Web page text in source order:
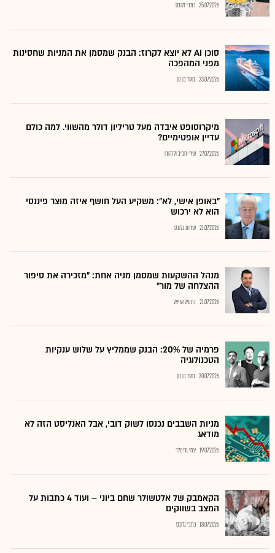
25.07.2026 כתבי גלובס
סוכן AI לא יוצא לקרוז: הבנק שמסמן את המניות שחסינות
מפני המהפכה
23.07.2026 בועז בן נון
מיקרוסופט איבדה מעל טריליון דולר מהשווי. למה כולם
עדיין אופטימיים?
27.07.2026 שירי חביב ולדהורן
"באופן אישי, לא": משקיע העל חושף איזה מוצר פיננסי
הוא לא ירכוש
21.07.2026 שירות גלובס
מנהל ההשקעות שמסמן מניה אחת: "מזכירה את סיפור
ההצלחה של מור"
21.07.2026 נתנאל אריאל
פרמיה של 20%: הבנק שממליץ על שלוש ענקיות
הטכנולוגיה
20.07.2026 בועז בן נון
מניות השבבים נכנסו לשוק דובי, אבל האנליסט הזה לא
מודאג
19.07.2026 צחי גרינולד
הקאמבק של אלטשולר שחם ביוני – ועוד 4 כתבות על
המצב בשווקים
18.07.2026 כתבי גלובס